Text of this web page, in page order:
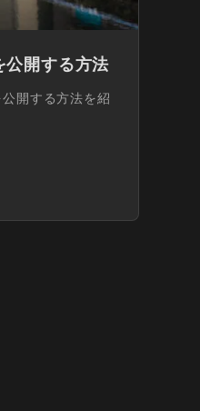
開する方法
開する方法を紹